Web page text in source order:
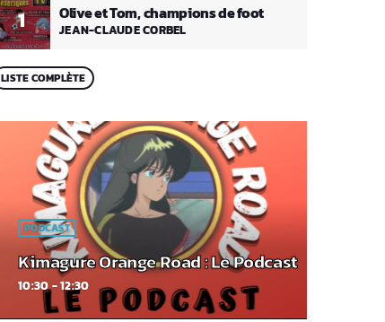
1 Olive et Tom, champions de foot
JEAN-CLAUDE CORBEL
LISTE COMPLÈTE
PODCAST
Kimagure Orange Road : Le Podcast
10:30 - 12:30